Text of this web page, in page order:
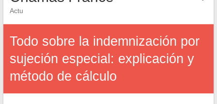
Actu
Todo sobre la indemnización por
sujeción especial: explicación y
método de cálculo